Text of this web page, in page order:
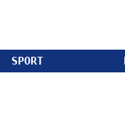
SPORT